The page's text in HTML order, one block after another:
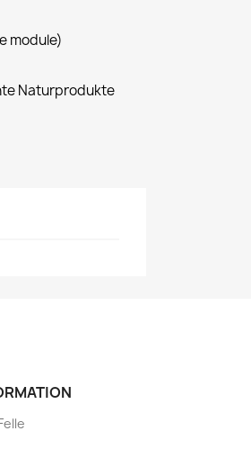
module)
Naturprodukte